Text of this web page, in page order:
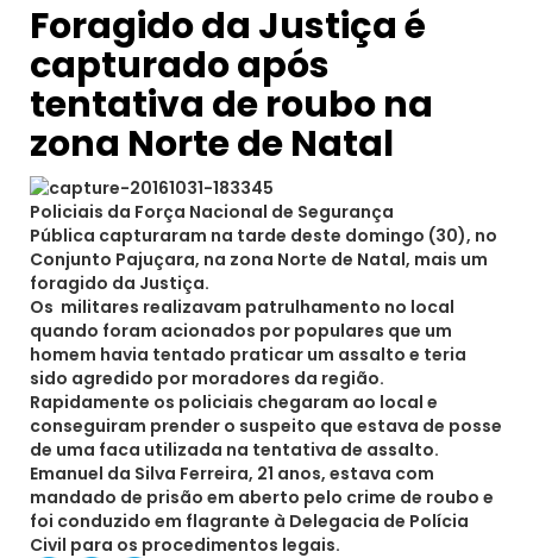
Foragido da Justiça é
capturado após
tentativa de roubo na
zona Norte de Natal
Policiais da Força Nacional de Segurança
Pública capturaram na tarde deste domingo (30), no
Conjunto Pajuçara, na zona Norte de Natal, mais um
foragido da Justiça.
Os militares realizavam patrulhamento no local
quando foram acionados por populares que um
homem havia tentado praticar um assalto e teria
sido agredido por moradores da região.
Rapidamente os policiais chegaram ao local e
conseguiram prender o suspeito que estava de posse
de uma faca utilizada na tentativa de assalto.
Emanuel da Silva Ferreira, 21 anos, estava com
mandado de prisão em aberto pelo crime de roubo e
foi conduzido em flagrante à Delegacia de Polícia
Civil para os procedimentos legais.